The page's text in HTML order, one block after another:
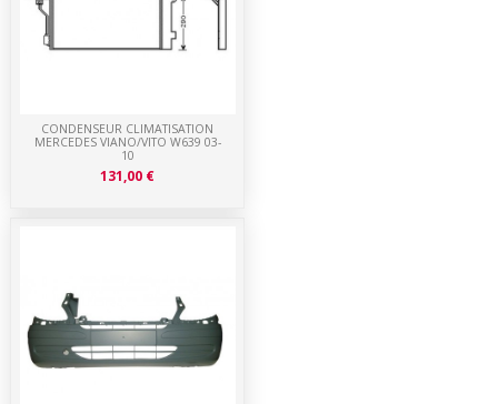
CONDENSEUR CLIMATISATION
MERCEDES VIANO/VITO W639 03-
10
131,00 €